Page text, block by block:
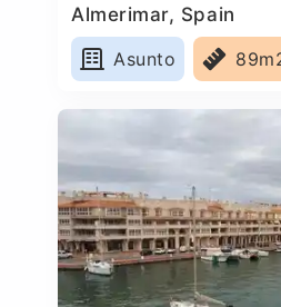
Almerimar, Spain
Asunto